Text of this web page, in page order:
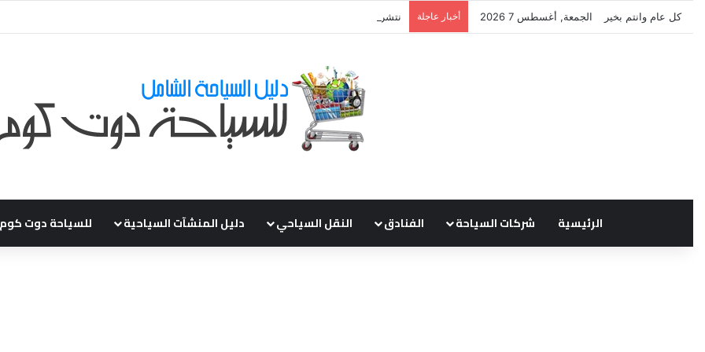
كل عام وانتم بخير الجمعة, أغسطس 7 2026 أخبار عاجلة نتشرف بتلقي طلباتكم و استفسارتكم ... لو عندك سؤال او استفسار ماتدرددش فى طلب
الرئيسية شركات السياحة الفنادق النقل السياحي دليل المنشآت السياحية للسياحة دوت كوم